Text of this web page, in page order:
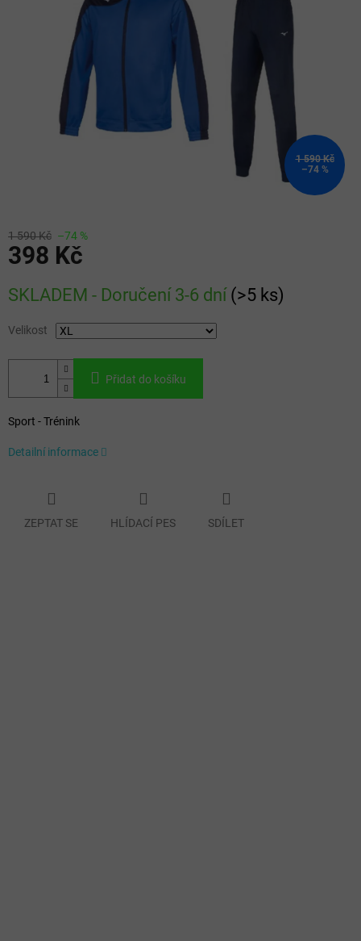
hvězdiček.
1 590 Kč
–74 %
1 590 Kč –74 %
398 Kč
cena:
SKLADEM - Doručení 3-6 dní (>5 ks)
Velikost
Přidat do košíku
Sport - Trénink
Detailní informace
ZEPTAT SE HLÍDACÍ PES SDÍLET